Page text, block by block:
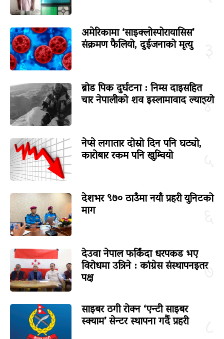
अमेरिकामा ‘साइक्लोस्पोरायासिस’
संक्रमण फैलियो, दुईजनाको मृत्यु
४
ब्रोड पिक दुर्घटना : निम्स दाइसहित
चार नेपालीको शव इस्लामावाद ल्याइयो
नेप्से लगातार दोस्रो दिन पनि घट्यो,
कारोबार रकम पनि खुम्चियो
देशभर ९७० ठाउँमा नयाँ प्रहरी युनिटको
माग
७
देउवा नेपाल फर्किंदा धरपकड भए
विरोधमा उत्रिने : कांग्रेस संस्थापनइतर
पक्ष
साइबर ठगी रोक्न ‘एन्टी साइबर
स्क्याम’ सेन्टर स्थापना गर्दै प्रहरी